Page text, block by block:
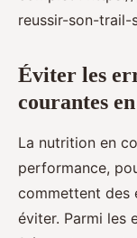
reussir-son-
Éviter les
courantes
La nutrition en
performance,
commettent des
éviter. Parmi les